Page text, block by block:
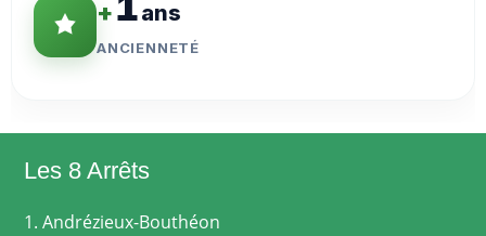
+ ans
ANCIENNETÉ
Les 8 Arrêts
1. Andrézieux-Bouthéon